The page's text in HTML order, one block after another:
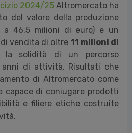
2024/25 Altromercato ha
del valore della produzione
46,5 milioni di euro) e un
vendita di oltre 11 milioni di
la solidità di un percorso
di attività. Risultati che
di Altromercato come
capace di coniugare prodotti
e filiere etiche costruite